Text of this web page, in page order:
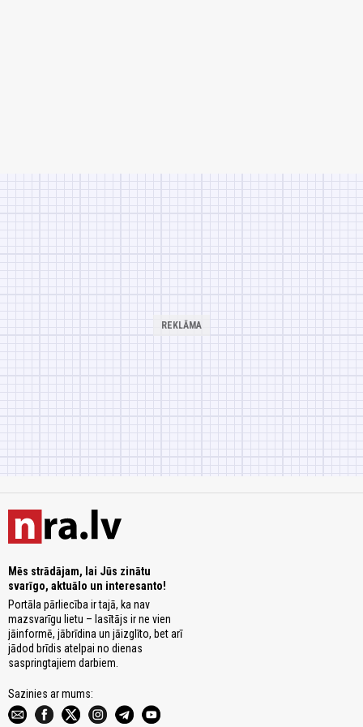
Mēs strādājam, lai Jūs zinātu
svarīgo, aktuālo un interesanto!
Portāla pārliecība ir tajā, ka nav
mazsvarīgu lietu – lasītājs ir ne vien
jāinformē, jābrīdina un jāizglīto, bet arī
jādod brīdis atelpai no dienas
saspringtajiem darbiem.
Sazinies ar mums: